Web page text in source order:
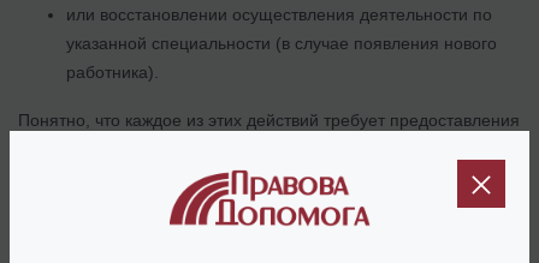
или восстановлении осуществления деятельности по
указанной специальности (в случае появления нового
работника).
Понятно, что каждое из этих действий требует предоставления
технической базы, наличии персонала с указанием его
образовательного и квалификационного уровня.